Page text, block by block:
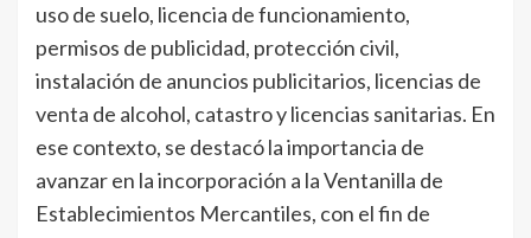
uso de suelo, licencia de funcionamiento,
permisos de publicidad, protección civil,
instalación de anuncios publicitarios, licencias de
venta de alcohol, catastro y licencias sanitarias. En
ese contexto, se destacó la importancia de
avanzar en la incorporación a la Ventanilla de
Establecimientos Mercantiles, con el fin de